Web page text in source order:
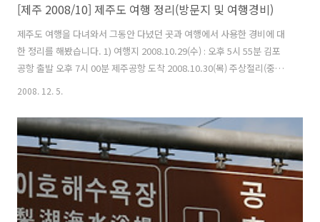
[제주 2008/10] 제주도 여행 정리(방문지 및 여행경비)
제주도 여행을 다녀와서 그동안 다녔던 곳과 여행에서 사용한 경비에 대
한 정리를 해봤습니다. 1) 여행지 2008.10.29(수) : 오후 5시 55분 김포
공항 출발 오후 7시 00분 제주공항 도착 2008.10.30(목) 주상절리(중문
관광단지) 여미지 식물원(중문관광단지) 천제연폭포(중문관광단지) 정방
연(용연구름다리) 2008.11.01(토) 용두암 오후 1시 05분 제주공항 출발
오후 2시 00분 김포공항 도착 2) 비용정산 2008.10.29 저녁식사 : 6,000
공항리무진버스 : 4,900 음료수 : 1,000 택시 : 5,000 숙박(팬션) : 40,000
항공운임 : 37,000(아시아나 항공마일리지 이용, 공항이용료 ..
2008. 12. 5.